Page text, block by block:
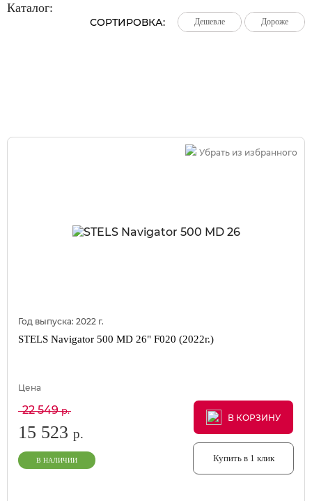
Каталог:
СОРТИРОВКА: Дешевле
Дешевле
Дешевле Дороже
Дороже
Дороже
Убрать из избранного
Год выпуска: 2022 г.
STELS Navigator 500 MD 26" F020 (2022г.)
Цена
22 549р.
15 523 р.
В НАЛИЧИИ
В КОРЗИНУ
В КОРЗИНУ
В КОРЗИНУ
Купить в 1 клик